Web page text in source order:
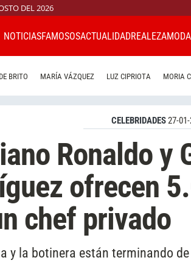
DEL 2026
NOTICIASFAMOSOSACTUALIDADREALEZAMODA
BRITO MARÍA VÁZQUEZ LUZ CIPRIOTA MORIA
CELEBRIDADES27-
Ronaldo y
ofrecen
chef privado
y la botinera están terminando